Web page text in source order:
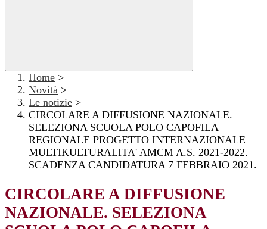
Home >
Novità >
Le notizie >
CIRCOLARE A DIFFUSIONE NAZIONALE.
SELEZIONA SCUOLA POLO CAPOFILA
REGIONALE PROGETTO INTERNAZIONALE
MULTIKULTURALITA' AMCM A.S. 2021-2022.
SCADENZA CANDIDATURA 7 FEBBRAIO 2021.
CIRCOLARE A DIFFUSIONE
NAZIONALE. SELEZIONA